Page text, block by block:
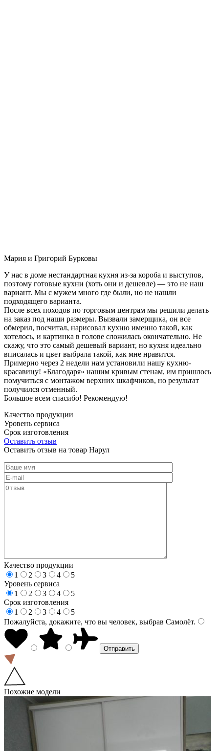
Мария и Григорий Бурковы
У нас в доме нестандартная кухня из-за короба и выступов,
поэтому готовые кухни (хоть они и дешевле) — это не наш
вариант. Мы с мужем много где были, но не нашли
подходящего варианта.
После всех походов по торговым центрам мы решили делать
на заказ под наши размеры. Вызвали замерщика, он все
обмерил, посчитал, нарисовал кухню именно такой, как
хотелось, и картинка в голове сложилась окончательно. Не
скажу, что это самый дешевый вариант, но кухня идеально
вписалась и цвет выбрала такой, как мне нравится.
Примерно через 2 недели нам установили нашу кухню-
красавицу! «Благодаря» нашим кривым стенам, им пришлось
помучиться с монтажом верхних шкафчиков, но результат
получился отменный.
Большое всем спасибо! Рекомендую!
Качество продукции
Уровень сервиса
Срок изготовления
Оставить отзыв
Оставить отзыв на товар Нарул
Качество продукции
1
2 3 4
5
Уровень сервиса
1
2 3 4
5
Срок изготовления
1
2 3 4
5
Пожалуйста, докажите, что вы человек, выбрав Самолёт.
Похожие модели